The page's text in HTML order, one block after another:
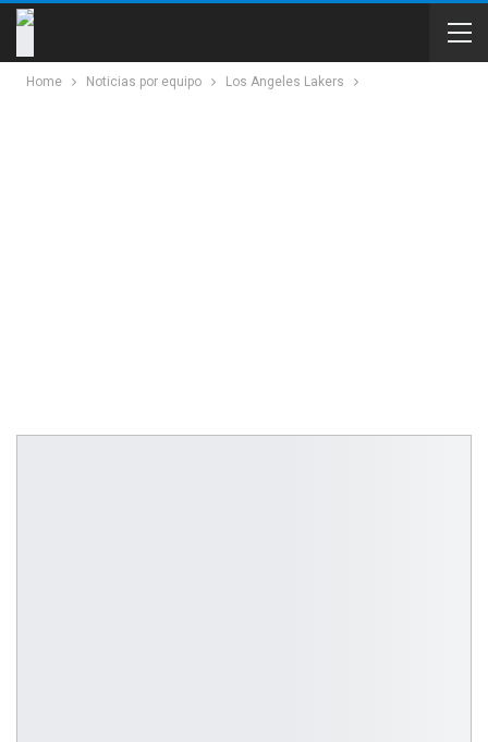
Home Noticias por equipo Los Angeles Lakers